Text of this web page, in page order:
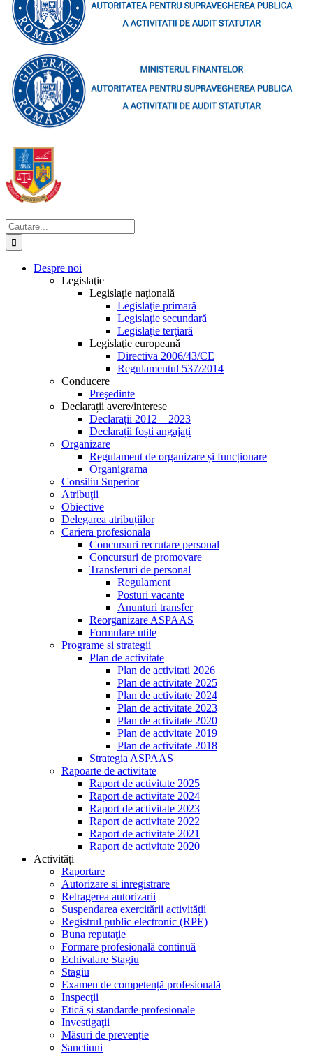
Cautare...
Despre noi
Legislaţie
Legislaţie naţională
Legislaţie primară
Legislaţie secundară
Legislaţie terţiară
Legislaţie europeană
Directiva 2006/43/CE
Regulamentul 537/2014
Conducere
Preşedinte
Declarații avere/interese
Declarații 2012 – 2023
Declarații foști angajați
Organizare
Regulament de organizare și funcționare
Organigrama
Consiliu Superior
Atribuţii
Obiective
Delegarea atribuțiilor
Cariera profesionala
Concursuri recrutare personal
Concursuri de promovare
Transferuri de personal
Regulament
Posturi vacante
Anunturi transfer
Reorganizare ASPAAS
Formulare utile
Programe si strategii
Plan de activitate
Plan de activitati 2026
Plan de activitate 2025
Plan de activitate 2024
Plan de activitate 2023
Plan de activitate 2020
Plan de activitate 2019
Plan de activitate 2018
Strategia ASPAAS
Rapoarte de activitate
Raport de activitate 2025
Raport de activitate 2024
Raport de activitate 2023
Raport de activitate 2022
Raport de activitate 2021
Raport de activitate 2020
Activități
Raportare
Autorizare si inregistrare
Retragerea autorizarii
Suspendarea exercitării activității
Registrul public electronic (RPE)
Buna reputaţie
Formare profesională continuă
Echivalare Stagiu
Stagiu
Examen de competență profesională
Inspecţii
Etică și standarde profesionale
Investigaţii
Măsuri de prevenție
Sanctiuni